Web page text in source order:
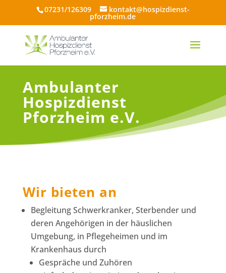
07231/126309 kontakt@hospizdienst-
pforzheim.de
Ambulanter
Hospizdienst
Pforzheim e.V.
Wir bieten an
Begleitung Schwerkranker, Sterbender und
deren Angehörigen in der häuslichen
Umgebung, in Pflegeheimen und im
Krankenhaus durch
Gespräche und Zuhören